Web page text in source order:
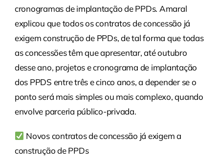
cronogramas de implantação de PPDs. Amaral
explicou que todos os contratos de concessão já
exigem construção de PPDs, de tal forma que todas
as concessões têm que apresentar, até outubro
desse ano, projetos e cronograma de implantação
dos PPDS entre três e cinco anos, a depender se o
ponto será mais simples ou mais complexo, quando
envolve parceria público-privada.
Novos contratos de concessão já exigem a
construção de PPDs